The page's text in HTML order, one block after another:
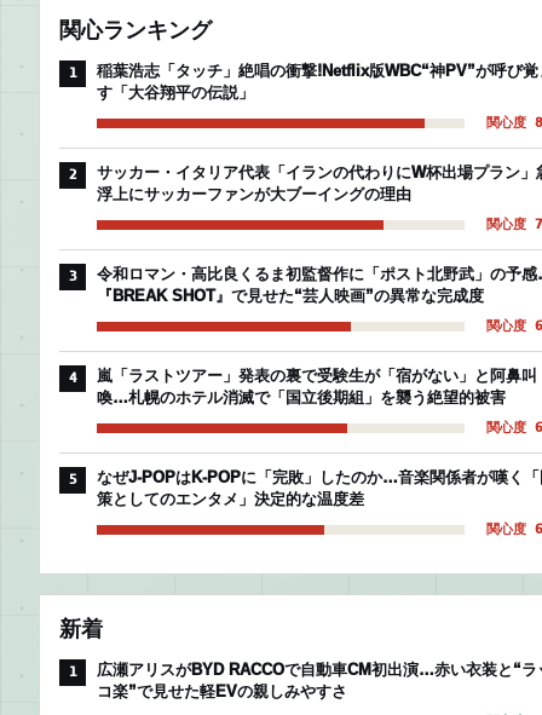
関心ランキング
1
稲葉浩志「タッチ」絶唱の衝撃!Netflix版WBC“神PV”が呼び覚
す「大谷翔平の伝説」
関心度
2
サッカー・イタリア代表「イランの代わりにW杯出場プラン」
浮上にサッカーファンが大ブーイングの理由
関心度
3
令和ロマン・高比良くるま初監督作に「ポスト北野武」の予
『BREAK SHOT』で見せた“芸人映画”の異常な完成度
関心度
4
嵐「ラストツアー」発表の裏で受験生が「宿がない」と阿鼻叫
喚…札幌のホテル消滅で「国立後期組」を襲う絶望的被害
関心度
5
なぜJ-POPはK-POPに「完敗」したのか…音楽関係者が嘆く
策としてのエンタメ」決定的な温度差
関心度
新着
1
広瀬アリスがBYD RACCOで自動車CM初出演…赤い衣装と“ラ
コ楽”で見せた軽EVの親しみやすさ